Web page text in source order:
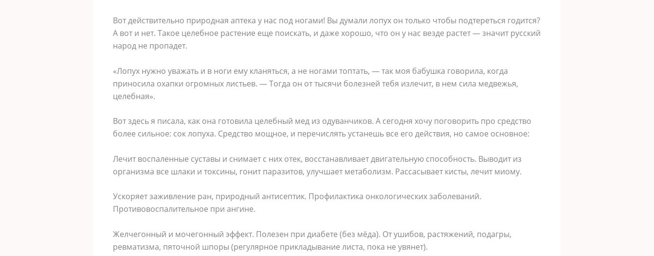
Вот действительно природная аптека у нас под ногами! Вы думали лопух он только чтобы подтереться годится?
А вот и нет. Такое целебное растение еще поискать, и даже хорошо, что он у нас везде растет — значит русский
народ не пропадет.
«Лопух нужно уважать и в ноги ему кланяться, а не ногами топтать, — так моя бабушка говорила, когда
приносила охапки огромных листьев. — Тогда он от тысячи болезней тебя излечит, в нем сила медвежья,
целебная».
Вот здесь я писала, как она готовила целебный мед из одуванчиков. А сегодня хочу поговорить про средство
более сильное: сок лопуха. Средство мощное, и перечислять устанешь все его действия, но самое основное:
Лечит воспаленные суставы и снимает с них отек, восстанавливает двигательную способность. Выводит из
организма все шлаки и токсины, гонит паразитов, улучшает метаболизм. Рассасывает кисты, лечит миому.
Ускоряет заживление ран, природный антисептик. Профилактика онкологических заболеваний.
Противовоспалительное при ангине.
Желчегонный и мочегонный эффект. Полезен при диабете (без мёда). От ушибов, растяжений, подагры,
ревматизма, пяточной шпоры (регулярное прикладывание листа, пока не увянет).